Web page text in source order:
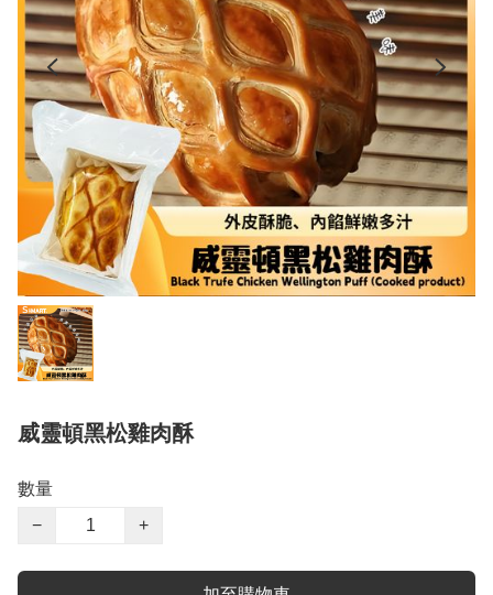
威靈頓黑松雞肉酥
數量
−
+